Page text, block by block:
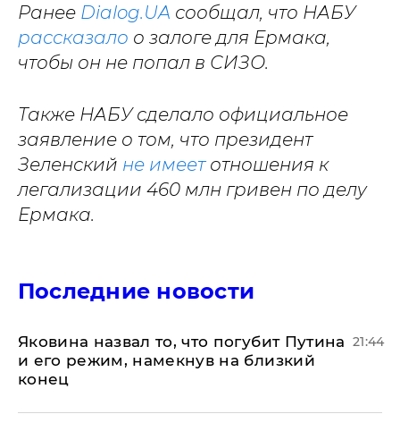
Ранее Dialog.UA сообщал, что НАБУ
рассказало о залоге для Ермака,
чтобы он не попал в СИЗО.
Также НАБУ сделало официальное
заявление о том, что президент
Зеленский не имеетотношения к
легализации 460 млн гривен по делу
Ермака.
Последние новости
Яковина назвал то, что погубит Путина
и его режим, намекнув на близкий
конец
21:44